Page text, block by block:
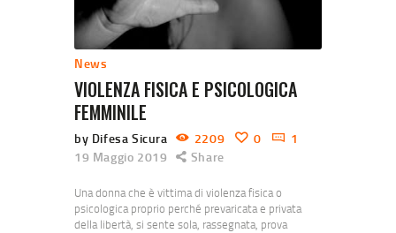
CONTATTACI
News
VIOLENZA FISICA E PSICOLOGICA
FEMMINILE
by Difesa Sicura 2209 0
1
19 Maggio 2019
Share
Una donna che è vittima di violenza fisica o
psicologica proprio perché prevaricata e privata
della libertà, si sente sola, rassegnata, prova